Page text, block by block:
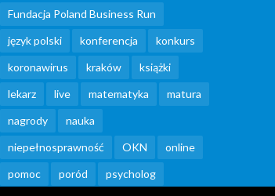
Fundacja Poland Business Run
język polski
konferencja
konkurs
koronawirus
kraków
książki
lekarz
live matematyka
matura
nagrody
nauka
niepełnosprawność
OKN
online
pomoc
poród
psycholog